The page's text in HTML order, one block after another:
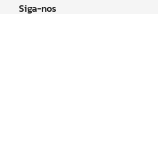
Siga-nos